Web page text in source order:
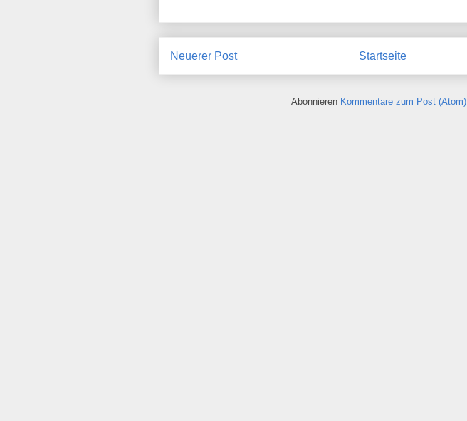
Neuerer Post Startseite
Abonnieren Kommentare zum Post (Atom)